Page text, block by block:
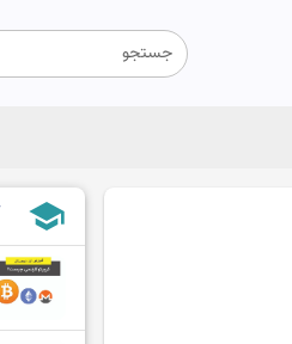
جستجو
school